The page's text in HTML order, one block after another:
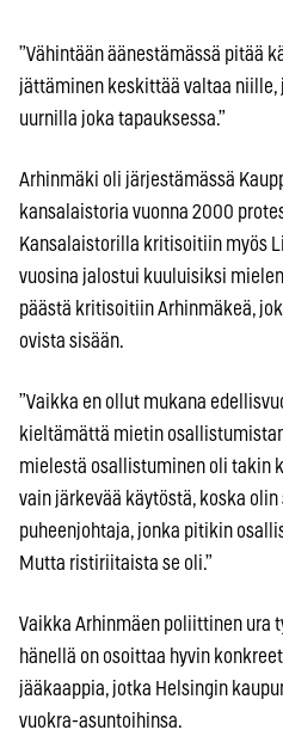
”Vähintään äänestämässä pitää
jättäminen keskittää valtaa niille,
uurnilla joka tapauksessa.”
Arhinmäki oli järjestämässä
kansalaistoria vuonna 2000
Kansalaistorilla kritisoitiin myös
vuosina jalostui kuuluisiksi
päästä kritisoitiin Arhinmäkeä,
ovista sisään.
”Vaikka en ollut mukana
kieltämättä mietin
mielestä osallistuminen oli takin
vain järkevää käytöstä, koska
puheenjohtaja, jonka pitikin
Mutta ristiriitaista se oli.”
Vaikka Arhinmäen poliittinen ura
hänellä on osoittaa hyvin
jääkaappia, jotka Helsingin
vuokra-asuntoihinsa.